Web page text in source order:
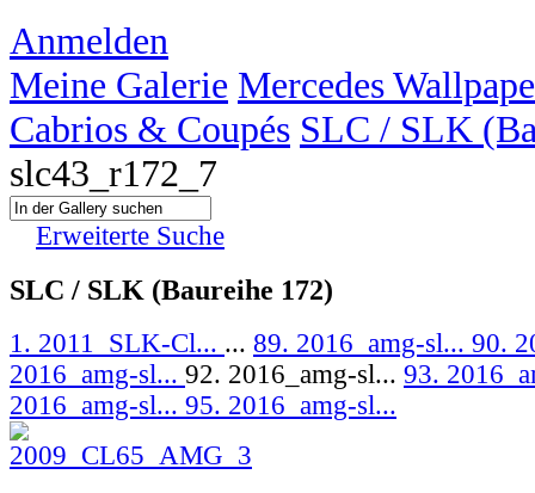
Anmelden
Meine Galerie Mercedes
Cabrios & Coupés SLC / SLK
slc43_r172_7
Erweiterte Suche
SLC / SLK (Baureihe 172)
1. 2011_SLK-Cl... ... 89. 2016_amg-sl... 90.
2016_amg-sl... 92. 2016_amg-sl... 93.
2016_amg-sl... 95. 2016_amg-sl...